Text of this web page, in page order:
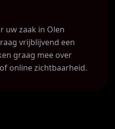
uw zaak in Olen
vrijblijvend een
graag mee over
online zichtbaarheid.